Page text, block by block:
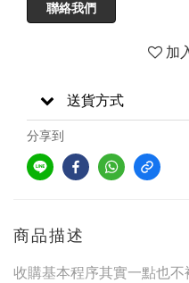
聯絡我們
加
送貨方式
分享到
商品描述
收購基本程序其實一點也